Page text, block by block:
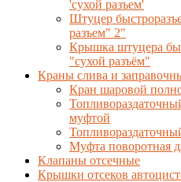
'сухой разъем'
Штуцер
разъем" 2"
Крышка штуцера
"сухой разъём"
Краны слива и
Кран шаровой
муфтой
Муфта поворотная
Клапаны отсечные
Крышки отсеков